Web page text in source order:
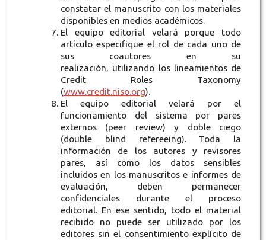
constatar el manuscrito con los materiales
disponibles en medios académicos.
El equipo editorial velará porque todo
artículo especifique el rol de cada uno de
sus coautores en su
realización, utilizando los lineamientos de
Credit Roles Taxonomy
(www.credit.niso.org).
El equipo editorial velará por el
funcionamiento del sistema por pares
externos (peer review) y doble ciego
(double blind refereeing). Toda la
información de los autores y revisores
pares, así como los datos sensibles
incluidos en los manuscritos e informes de
evaluación, deben permanecer
confidenciales durante el proceso
editorial. En ese sentido, todo el material
recibido no puede ser utilizado por los
editores sin el consentimiento explícito de